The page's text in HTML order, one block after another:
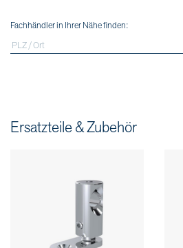
Fachhändler in Ihrer Nähe finden:
Ersatzteile & Zubehör